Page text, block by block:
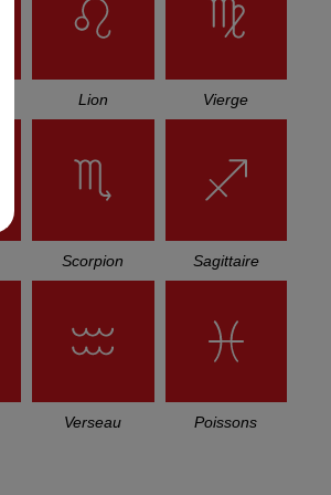
Lion Vierge
Scorpion Sagittaire
Verseau Poissons